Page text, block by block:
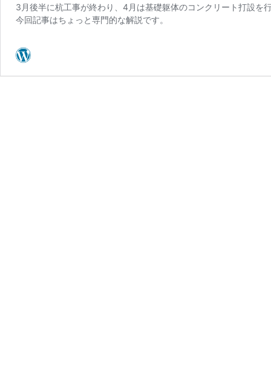
3月後半に杭工事が終わり、4月は基礎躯体のコンクリート打設を
今回記事はちょっと専門的な解説です。